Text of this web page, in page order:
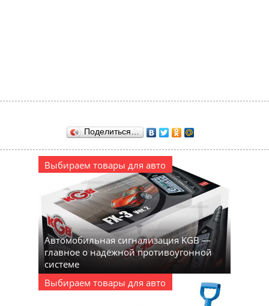
Поделиться…
Выбираем товары для авто
Автомобильная сигнализация KGB —
главное о надёжной противоугонной
системе
Выбираем товары для авто